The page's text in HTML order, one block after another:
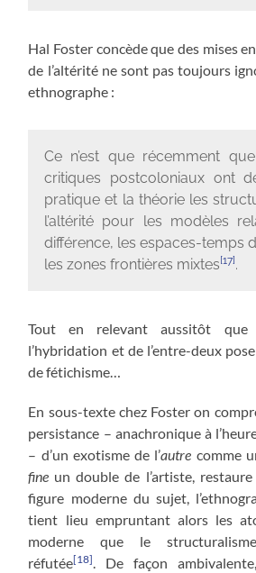
Hal Foster concède que des mises
de l’altérité ne sont pas toujours
ethnographe :
Ce n’est que récemment
critiques postcoloniaux ont
pratique et la théorie les
l’altérité pour les modèles
différence, les espaces-temps
les zones frontières mixtes[17].
Tout en relevant aussitôt que
l’hybridation et de l’entre-deux
de fétichisme…
En sous-texte chez Foster on
persistance – anachronique à
– d’un exotisme de l’autre comme
fine un double de l’artiste,
figure moderne du sujet,
tient lieu empruntant alors les
moderne que le
réfutée[18]. De façon